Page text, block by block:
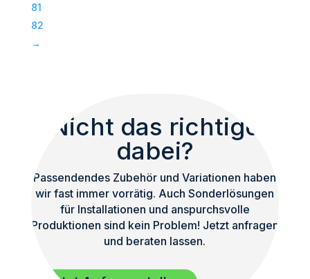
81
82
→
Nicht das richtige
dabei?
Passendendes Zubehör und Variationen haben
wir fast immer vorrätig. Auch Sonderlösungen
für Installationen und anspurchsvolle
Produktionen sind kein Problem! Jetzt anfragen
und beraten lassen.